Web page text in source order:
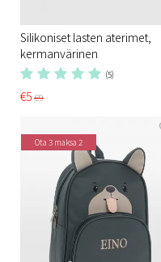
Silikoniset lasten aterimet,
kermanvärinen
(5)
€5€9
Ota 3 maksa 2